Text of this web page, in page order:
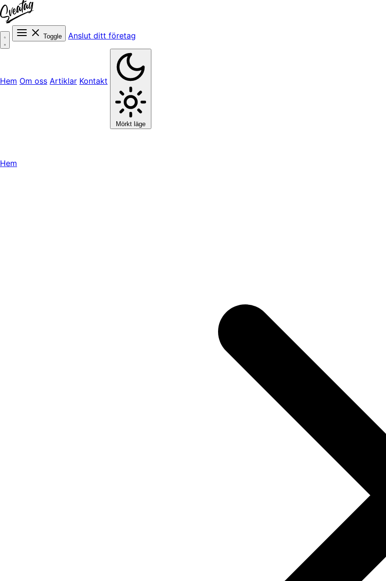
Toggle Anslut ditt företag
Hem Om oss Artiklar Kontakt
Mörkt läge
Hem